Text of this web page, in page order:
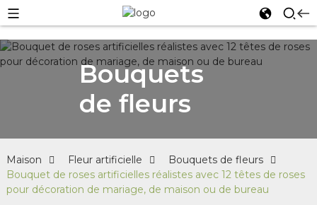
Bouquets
de fleurs
Maison Fleur artificielle
Bouquets de fleurs
Bouquet de roses artificielles réalistes avec 12 têtes de roses
pour décoration de mariage, de maison ou de bureau